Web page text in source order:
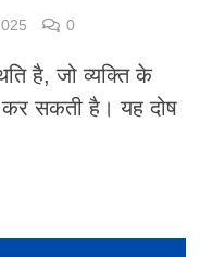
0
है, जो व्यक्ति के
कर सकती है। यह दोष